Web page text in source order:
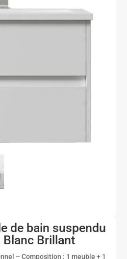
de bain suspendu
Blanc Brillant
– Composition : 1 meuble + 1